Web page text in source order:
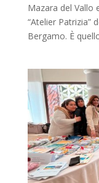
Mazara del Vallo
“Atelier Patrizia”
Bergamo. È